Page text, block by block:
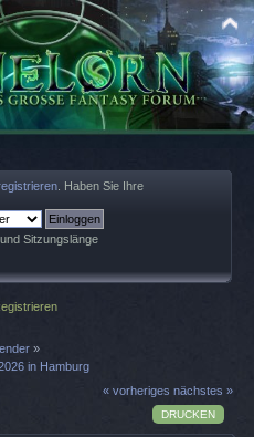
. Haben Sie Ihre
Sitzungslänge
»
in Hamburg
« vorheriges nächstes »
DRUCKEN